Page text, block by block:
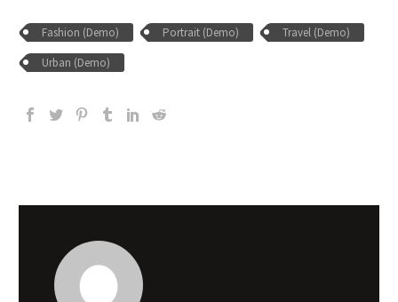
Fashion (Demo) Portrait (Demo)
Travel (Demo)
Urban (Demo)